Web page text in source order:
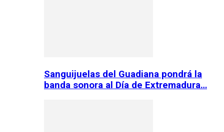
Sanguijuelas del Guadiana pondrá la
banda sonora al Día de Extremadura…